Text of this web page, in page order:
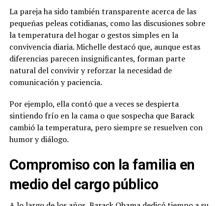
La pareja ha sido también transparente acerca de las
pequeñas peleas cotidianas, como las discusiones sobre
la temperatura del hogar o gestos simples en la
convivencia diaria. Michelle destacó que, aunque estas
diferencias parecen insignificantes, forman parte
natural del convivir y reforzar la necesidad de
comunicación y paciencia.
Por ejemplo, ella contó que a veces se despierta
sintiendo frío en la cama o que sospecha que Barack
cambió la temperatura, pero siempre se resuelven con
humor y diálogo.
Compromiso con la familia en
medio del cargo público